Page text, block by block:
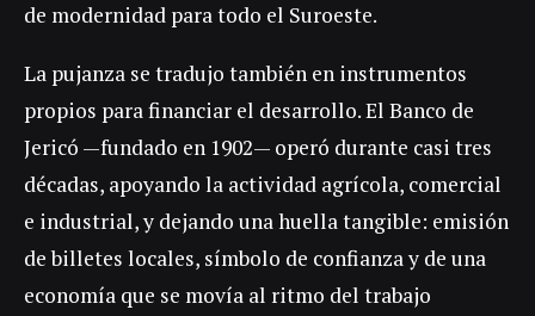
de modernidad para todo el Suroeste.
La pujanza se tradujo también en instrumentos
propios para financiar el desarrollo. El Banco de
Jericó —fundado en 1902— operó durante casi tres
décadas, apoyando la actividad agrícola, comercial
e industrial, y dejando una huella tangible: emisión
de billetes locales, símbolo de confianza y de una
economía que se movía al ritmo del trabajo